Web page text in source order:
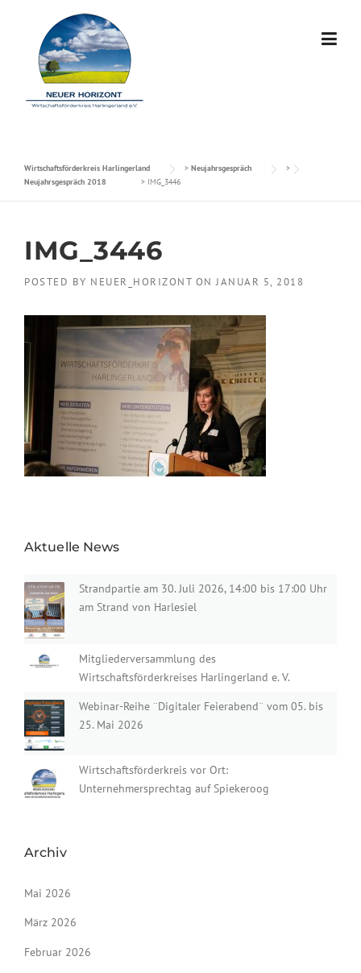
Wirtschaftsförderkreis Harlingerland > Neujahrsgespräch
>
Neujahrsgespräch 2018
> IMG_3446
IMG_3446
POSTED BY NEUER_HORIZONT ONJANUAR 5, 2018
Aktuelle News
Strandpartie am 30. Juli 2026, 14:00 bis 17:00 Uhr
am Strand von Harlesiel
Mitgliederversammlung des
Wirtschaftsförderkreises Harlingerland e. V.
Webinar-Reihe ¨Digitaler Feierabend¨ vom 05. bis
25. Mai 2026
Wirtschaftsförderkreis vor Ort:
Unternehmersprechtag auf Spiekeroog
Archiv
Mai 2026
März 2026
Februar 2026